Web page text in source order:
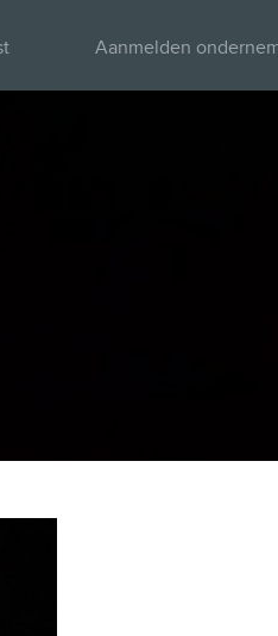
Aanmelden